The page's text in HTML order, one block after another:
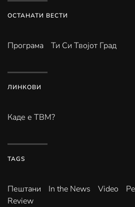
ОСТАНАТИ ВЕСТИ
Програма Ти Си Твојот Град
ЛИНКОВИ
Каде е ТВМ?
TAGS
Пештани In the News Video
Review